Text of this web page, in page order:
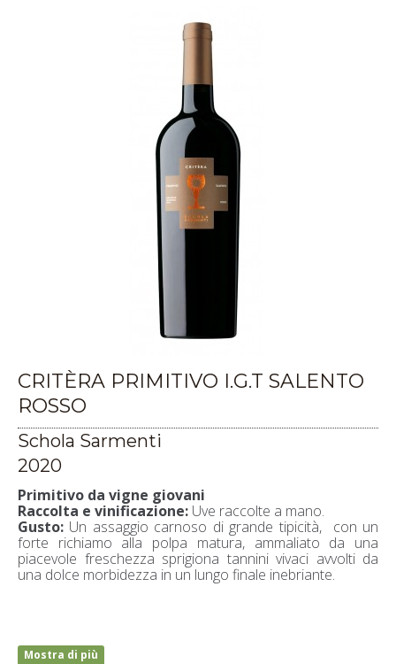
CRITÈRA PRIMITIVO I.G.T SALENTO
ROSSO
Schola Sarmenti
2020
Primitivo da vigne giovani
Raccolta e vinificazione: Uve raccolte a mano.
Gusto: Un assaggio carnoso di grande tipicità, con un
forte richiamo alla polpa matura, ammaliato da una
piacevole freschezza sprigiona tannini vivaci avvolti da
una dolce morbidezza in un lungo finale inebriante.
Mostra di più